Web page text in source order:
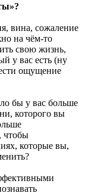
вина, сожаление
на чём-то
свою жизнь,
у вас есть (ну
ощущение
бы у вас больше
которого вы
чтобы
которые вы,